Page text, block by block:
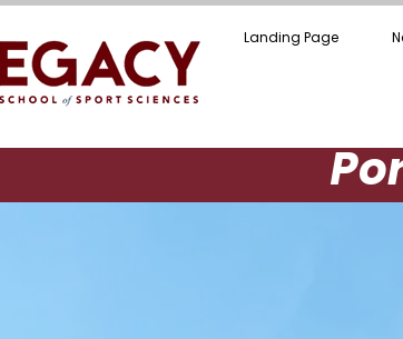
Landing Page